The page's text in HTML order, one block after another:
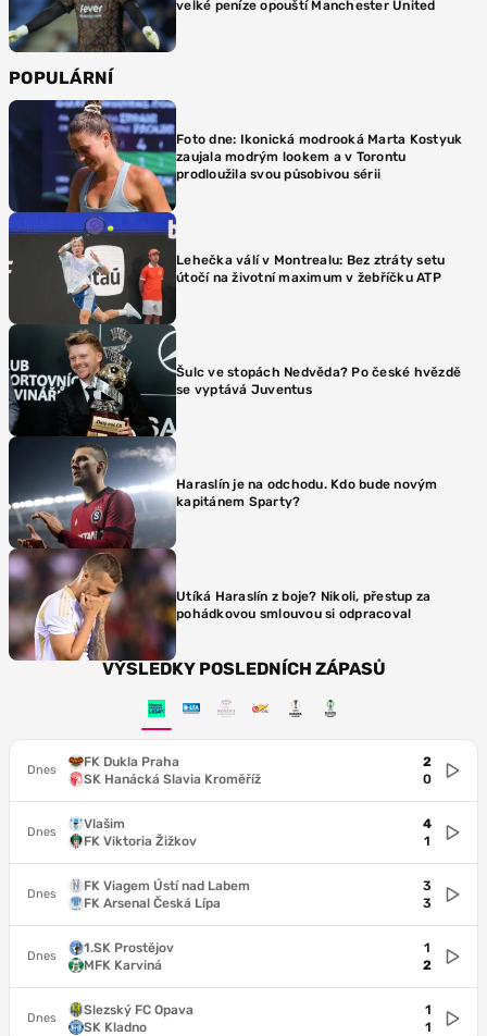
velké peníze opouští Manchester United
POPULÁRNÍ
Foto dne: Ikonická modrooká Marta Kostyuk
zaujala modrým lookem a v Torontu
prodloužila svou působivou sérii
Lehečka válí v Montrealu: Bez ztráty setu
útočí na životní maximum v žebříčku ATP
Šulc ve stopách Nedvěda? Po české hvězdě
se vyptává Juventus
Haraslín je na odchodu. Kdo bude novým
kapitánem Sparty?
Utíká Haraslín z boje? Nikoli, přestup za
pohádkovou smlouvou si odpracoval
VÝSLEDKY POSLEDNÍCH ZÁPASŮ
Dnes
FK Dukla Praha
SK Hanácká Slavia Kroměříž
2
0
Dnes
Vlašim
FK Viktoria Žižkov
4
1
Dnes
FK Viagem Ústí nad Labem
FK Arsenal Česká Lípa
3
3
Dnes
1.SK Prostějov
MFK Karviná
1
2
Dnes
Slezský FC Opava
SK Kladno
1
1